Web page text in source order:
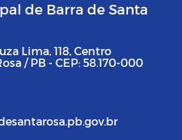
de Barra de Santa
Lima, 118, Centro
/ PB - CEP: 58.170-000